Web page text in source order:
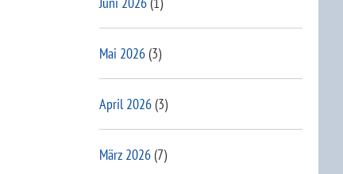
Mai 2026(3)
April 2026(3)
März 2026(7)